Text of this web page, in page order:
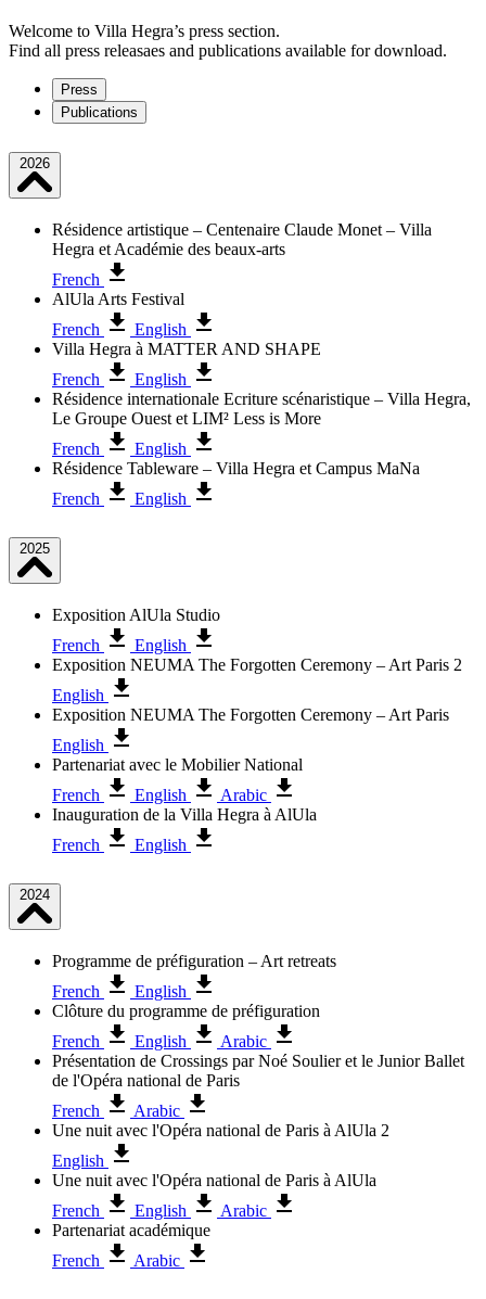
Welcome to Villa Hegra’s press section.
Find all press releasaes and publications available for download.
Press
Publications
2026
Résidence artistique – Centenaire Claude Monet – Villa
Hegra et Académie des beaux-arts
French
AlUla Arts Festival
French
English
Villa Hegra à MATTER AND SHAPE
French
English
Résidence internationale Ecriture scénaristique – Villa Hegra,
Le Groupe Ouest et LIM² Less is More
French
English
Résidence Tableware – Villa Hegra et Campus MaNa
French
English
2025
Exposition AlUla Studio
French
English
Exposition NEUMA The Forgotten Ceremony – Art Paris 2
English
Exposition NEUMA The Forgotten Ceremony – Art Paris
English
Partenariat avec le Mobilier National
French
English
Arabic
Inauguration de la Villa Hegra à AlUla
French
English
2024
Programme de préfiguration – Art retreats
French
English
Clôture du programme de préfiguration
French
English
Arabic
Présentation de Crossings par Noé Soulier et le Junior Ballet
de l'Opéra national de Paris
French
Arabic
Une nuit avec l'Opéra national de Paris à AlUla 2
English
Une nuit avec l'Opéra national de Paris à AlUla
French
English
Arabic
Partenariat académique
French
Arabic